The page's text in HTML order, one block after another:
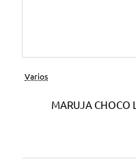
Varios
MARUJA CHOCO